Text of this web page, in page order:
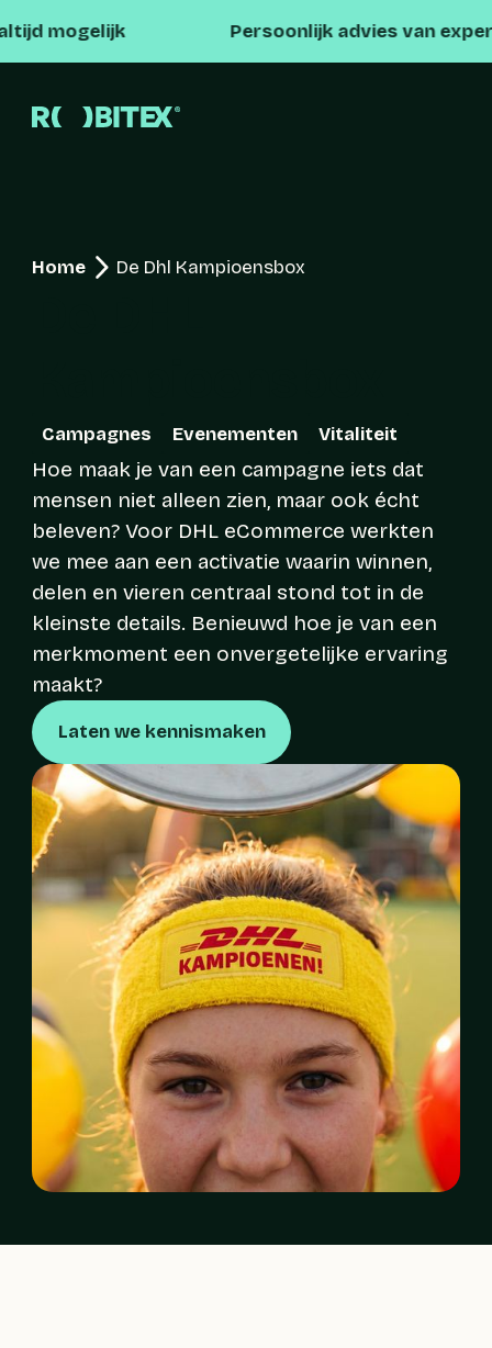
Persoonlijk advies van experts
Home De Dhl Kampioensbox
Campagnes Evenementen Vitaliteit
Hoe maak je van een campagne iets dat
mensen niet alleen zien, maar ook écht
beleven? Voor DHL eCommerce werkten
we mee aan een activatie waarin winnen,
delen en vieren centraal stond tot in de
kleinste details. Benieuwd hoe je van een
merkmoment een onvergetelijke ervaring
maakt?
Laten we kennismaken